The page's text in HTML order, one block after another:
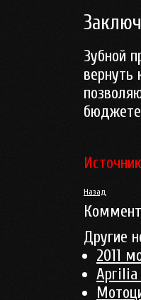
Зубной
Назад
Другие
2011
Aprilia